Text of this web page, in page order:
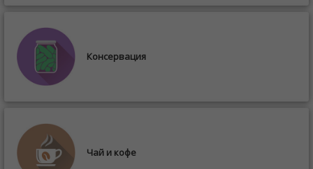
Консервация
Чай и кофе